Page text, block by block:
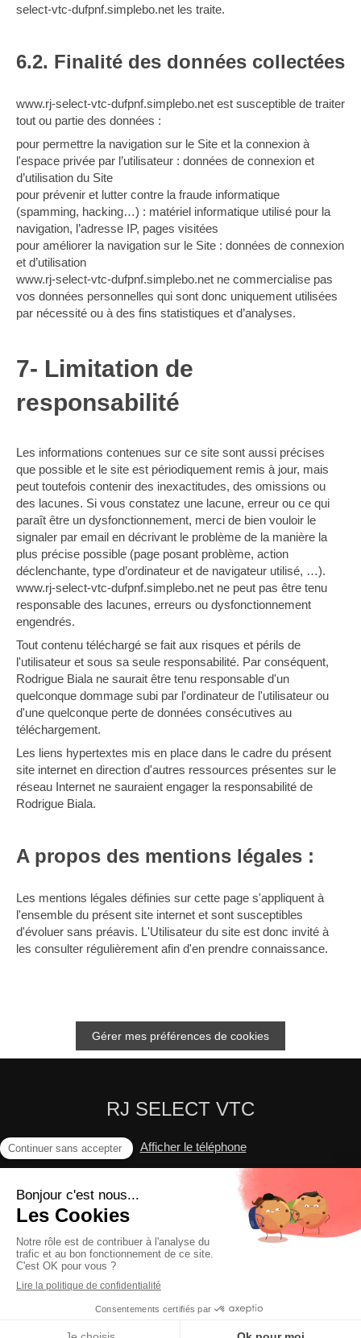
select-vtc-dufpnf.simplebo.net les traite.
6.2. Finalité des données collectées
www.rj-select-vtc-dufpnf.simplebo.net est susceptible de traiter
tout ou partie des données :
pour permettre la navigation sur le Site et la connexion à
l'espace privée par l’utilisateur : données de connexion et
d’utilisation du Site
pour prévenir et lutter contre la fraude informatique
(spamming, hacking…) : matériel informatique utilisé pour la
navigation, l’adresse IP, pages visitées
pour améliorer la navigation sur le Site : données de connexion
et d’utilisation
www.rj-select-vtc-dufpnf.simplebo.net ne commercialise pas
vos données personnelles qui sont donc uniquement utilisées
par nécessité ou à des fins statistiques et d’analyses.
7- Limitation de
responsabilité
Les informations contenues sur ce site sont aussi précises
que possible et le site est périodiquement remis à jour, mais
peut toutefois contenir des inexactitudes, des omissions ou
des lacunes. Si vous constatez une lacune, erreur ou ce qui
paraît être un dysfonctionnement, merci de bien vouloir le
signaler par email en décrivant le problème de la manière la
plus précise possible (page posant problème, action
déclenchante, type d’ordinateur et de navigateur utilisé, …).
www.rj-select-vtc-dufpnf.simplebo.net ne peut pas être tenu
responsable des lacunes, erreurs ou dysfonctionnement
engendrés.
Tout contenu téléchargé se fait aux risques et périls de
l'utilisateur et sous sa seule responsabilité. Par conséquent,
Rodrigue Biala ne saurait être tenu responsable d'un
quelconque dommage subi par l'ordinateur de l'utilisateur ou
d'une quelconque perte de données consécutives au
téléchargement.
Les liens hypertextes mis en place dans le cadre du présent
site internet en direction d'autres ressources présentes sur le
réseau Internet ne sauraient engager la responsabilité de
Rodrigue Biala.
A propos des mentions légales :
Les mentions légales définies sur cette page s'appliquent à
l'ensemble du présent site internet et sont susceptibles
d'évoluer sans préavis. L'Utilisateur du site est donc invité à
les consulter régulièrement afin d'en prendre connaissance.
Gérer mes préférences de cookies
RJ SELECT VTC
Afficher le téléphone
©2023 RJ SELECT VTC - Service de chauffeur privé à la
demande
Création et référencement du site par Simplébo
Professionnel accompagné parShine, la néobanque des
entrepreneurs